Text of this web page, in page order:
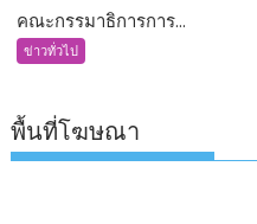
คณะกรรมาธิการการ...
ข่าวทั่วไป
พื้นที่โฆษณา